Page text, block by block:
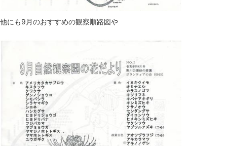
他にも9月のおすすめの観察順路図や